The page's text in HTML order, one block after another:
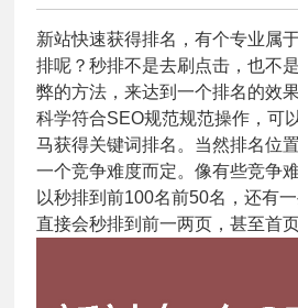
新站快速获得排名，有个专业属
排呢？秒排不是去刷点击，也不
弊的方法，来达到一个排名的效
科学符合SEO规范规范操作，可
马获得关键词排名。当然排名位
一个竞争难度而定。像有些竞争
以秒排到前100名前50名，还有
直接会秒排到前一两页，甚至首